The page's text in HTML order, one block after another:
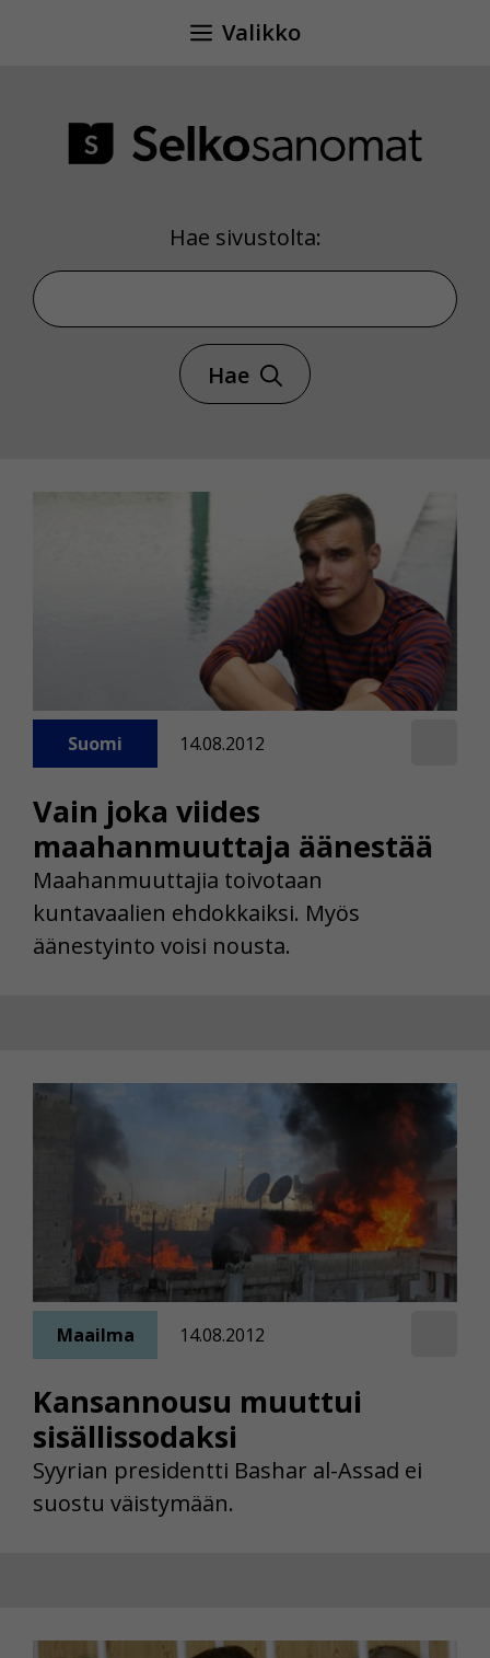
Valikko
Hae sivustolta:
Hae sivustolta
Hae
Vain joka viides
maahanmuuttaja äänestää
Suomi 14.08.2012
Maahanmuuttajia toivotaan
kuntavaalien ehdokkaiksi. Myös
äänestyinto voisi nousta.
Kansannousu muuttui
sisällissodaksi
Maailma 14.08.2012
Syyrian presidentti Bashar al-Assad ei
suostu väistymään.